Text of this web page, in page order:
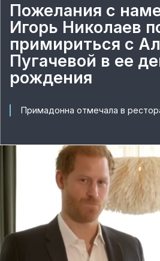
Пожелания с
Игорь Николаев
примириться с
Пугачевой в ее
рождения
Примадонна отмечала в